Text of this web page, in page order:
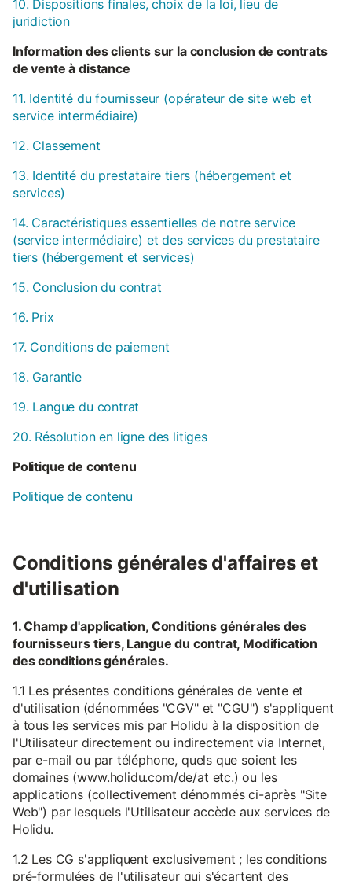
10. Dispositions finales, choix de la loi, lieu de
juridiction
Information des clients sur la conclusion de contrats
de vente à distance
11. Identité du fournisseur (opérateur de site web et
service intermédiaire)
12. Classement
13. Identité du prestataire tiers (hébergement et
services)
14. Caractéristiques essentielles de notre service
(service intermédiaire) et des services du prestataire
tiers (hébergement et services)
15. Conclusion du contrat
16. Prix
17. Conditions de paiement
18. Garantie
19. Langue du contrat
20. Résolution en ligne des litiges
Politique de contenu
Politique de contenu
Conditions générales d'affaires et
d'utilisation
1. Champ d'application, Conditions générales des
fournisseurs tiers, Langue du contrat, Modification
des conditions générales.
1.1 Les présentes conditions générales de vente et
d'utilisation (dénommées "CGV" et "CGU") s'appliquent
à tous les services mis par Holidu à la disposition de
l'Utilisateur directement ou indirectement via Internet,
par e-mail ou par téléphone, quels que soient les
domaines (www.holidu.com/de/at etc.) ou les
applications (collectivement dénommés ci-après "Site
Web") par lesquels l'Utilisateur accède aux services de
Holidu.
1.2 Les CG s'appliquent exclusivement ; les conditions
pré-formulées de l'utilisateur qui s'écartent des